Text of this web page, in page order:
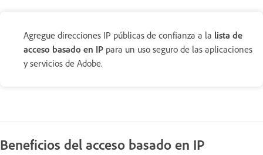
Agregue direcciones IP públicas de confianza a la lista de
acceso basado en IP para un uso seguro de las aplicaciones
y servicios de Adobe.
Beneficios del acceso basado en IP